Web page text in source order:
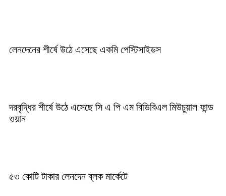
লেনদেনের শীর্ষে উঠে এসেছে একমি পেস্টিসাইডস
দরবৃদ্ধির শীর্ষে উঠে এসেছে সি এ পি এম বিডিবিএল মিউচুয়াল ফান্ড
ওয়ান
৫৩ কোটি টাকার লেনদেন ব্লক মার্কেটে